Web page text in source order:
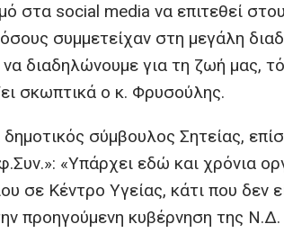
στα social media να επιτεθεί
συμμετείχαν στη μεγάλη
διαδηλώνουμε για τη ζωή μας,
σκωπτικά ο κ. Φρυσούλης.
σύμβουλος Σητείας,
«Υπάρχει εδώ και χρόνια
σε Κέντρο Υγείας, κάτι που δεν
προηγούμενη κυβέρνηση της